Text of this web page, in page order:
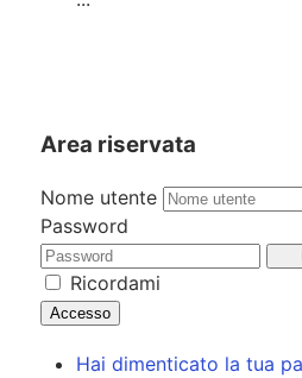
Area riservata
Nome utente
Password
Ricordami
Accesso
Hai dimenticato la tua